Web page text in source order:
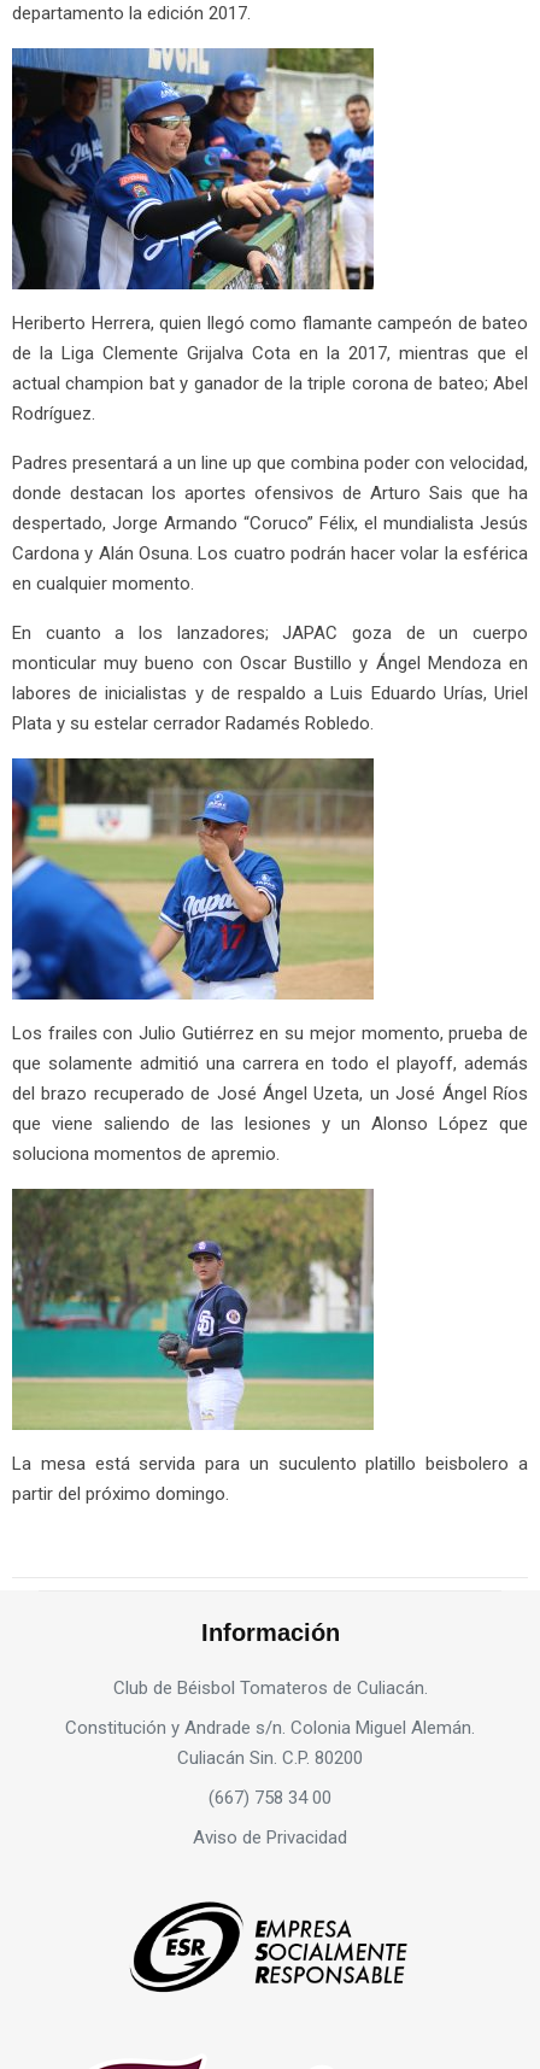
departamento la edición 2017.
Heriberto Herrera, quien llegó como flamante campeón de bateo
de la Liga Clemente Grijalva Cota en la 2017, mientras que el
actual champion bat y ganador de la triple corona de bateo; Abel
Rodríguez.
Padres presentará a un line up que combina poder con velocidad,
donde destacan los aportes ofensivos de Arturo Sais que ha
despertado, Jorge Armando “Coruco” Félix, el mundialista Jesús
Cardona y Alán Osuna. Los cuatro podrán hacer volar la esférica
en cualquier momento.
En cuanto a los lanzadores; JAPAC goza de un cuerpo
monticular muy bueno con Oscar Bustillo y Ángel Mendoza en
labores de inicialistas y de respaldo a Luis Eduardo Urías, Uriel
Plata y su estelar cerrador Radamés Robledo.
Los frailes con Julio Gutiérrez en su mejor momento, prueba de
que solamente admitió una carrera en todo el playoff, además
del brazo recuperado de José Ángel Uzeta, un José Ángel Ríos
que viene saliendo de las lesiones y un Alonso López que
soluciona momentos de apremio.
La mesa está servida para un suculento platillo beisbolero a
partir del próximo domingo.
Información
Club de Béisbol Tomateros de Culiacán.
Constitución y Andrade s/n. Colonia Miguel Alemán.
Culiacán Sin. C.P. 80200
(667) 758 34 00
Aviso de Privacidad